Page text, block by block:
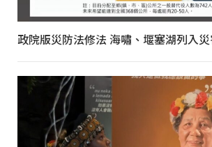
政院版災防法修法 海嘯、堰塞湖列入